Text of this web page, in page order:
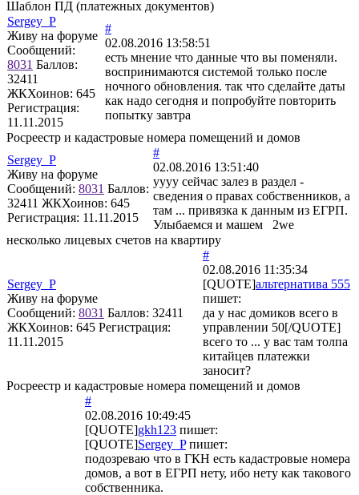
Шаблон ПД (платежных документов)
Sergey_P
Живу на форуме
Сообщений:
8031 Баллов:
32411
ЖКХоинов: 645
Регистрация:
11.11.2015
#
02.08.2016 13:58:51
есть мнение что данные что вы поменяли.
воспринимаются системой только после
ночного обновления. так что сделайте даты
как надо сегодня и попробуйте повторить
попытку завтра
Росреестр и кадастровые номера помещений и домов
Sergey_P
Живу на форуме
Сообщений: 8031 Баллов:
32411 ЖКХоинов: 645
Регистрация: 11.11.2015
#
02.08.2016 13:51:40
уууу сейчас залез в раздел -
сведения о правах собственников, а
там ... привязка к данным из ЕГРП.
Улыбаемся и машем 2we
несколько лицевых счетов на квартиру
Sergey_P
Живу на форуме
Сообщений: 8031 Баллов: 32411
ЖКХоинов: 645 Регистрация:
11.11.2015
#
02.08.2016 11:35:34
[QUOTE]альтернатива 555
пишет:
да у нас домиков всего в
управлении 50[/QUOTE]
всего то ... у вас там толпа
китайцев платежки
заносит?
Росреестр и кадастровые номера помещений и домов
#
02.08.2016 10:49:45
[QUOTE]gkh123 пишет:
[QUOTE]Sergey_Pпишет:
подозреваю что в ГКН есть кадастровые номера
домов, а вот в ЕГРП нету, ибо нету как такового
собственника.